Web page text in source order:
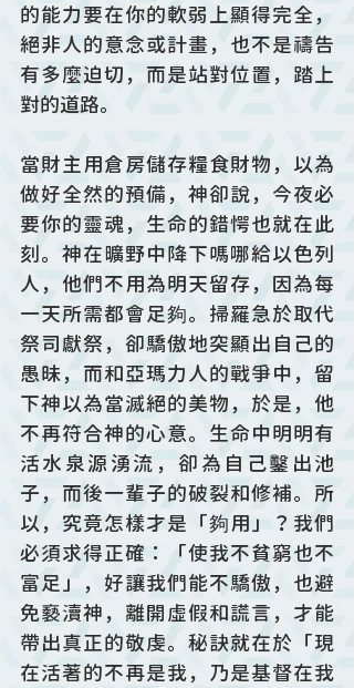
的能力要在你的軟弱上顯得完全，
絕非人的意念或計畫，也不是禱告
有多麼迫切，而是站對位置，踏上
對的道路。
當財主用倉房儲存糧食財物，以為
做好全然的預備，神卻說，今夜必
要你的靈魂，生命的錯愕也就在此
刻。神在曠野中降下嗎哪給以色列
人，他們不用為明天留存，因為每
一天所需都會足夠。掃羅急於取代
祭司獻祭，卻驕傲地突顯出自己的
愚昧，而和亞瑪力人的戰爭中，留
下神以為當滅絕的美物，於是，他
不再符合神的心意。生命中明明有
活水泉源湧流，卻為自己鑿出池
子，而後一輩子的破裂和修補。所
以，究竟怎樣才是「夠用」？我們
必須求得正確：「使我不貧窮也不
富足」，好讓我們能不驕傲，也避
免褻瀆神，離開虛假和謊言，才能
帶出真正的敬虔。秘訣就在於「現
在活著的不再是我，乃是基督在我